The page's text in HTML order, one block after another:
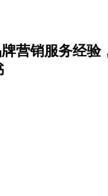
营销服务经验